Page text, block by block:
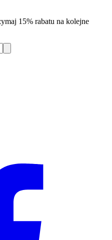
15% rabatu na kolejne